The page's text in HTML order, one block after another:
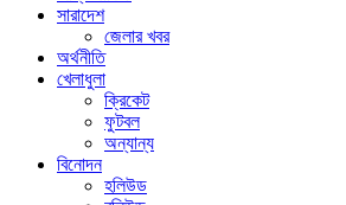
সারাদেশ
জেলার খবর
অর্থনীতি
খেলাধুলা
ক্রিকেট
ফুটবল
অন্যান্য
বিনোদন
হলিউড